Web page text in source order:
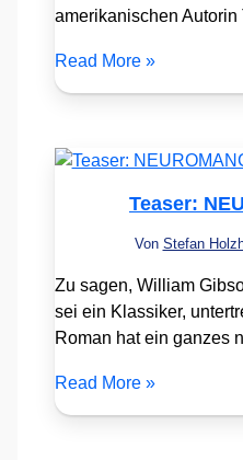
amerikanischen Autorin
Read More »
Teaser:
Von Stefan
Zu sagen, William
sei ein Klassiker,
Roman hat ein ganzes
Read More »